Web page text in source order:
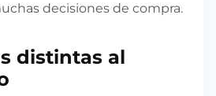
decisiones de compra.
distintas al